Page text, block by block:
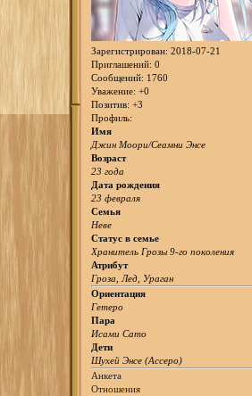
Зарегистрирован: 2018-07-21
Приглашений: 0
Сообщений: 1760
Уважение: +0
Позитив: +3
Профиль:
Имя
Джин Моори/Сеамни Энсе
Возраст
23 года
Дата рождения
23 февраля
Семья
Неве
Статус в семье
Хранитель Грозы 9-го поколения
Атрибут
Гроза, Лед, Ураган
Ориентация
Гетеро
Пара
Исами Сато
Дети
Шухей Энсе (Ассеро)
Анкета
Отношения